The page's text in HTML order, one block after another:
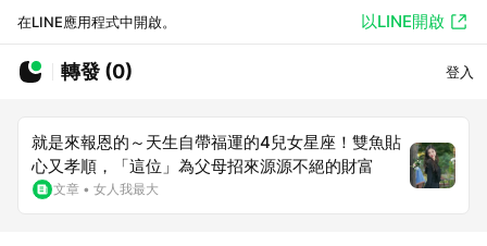
在LINE應用程式中開啟。 以LINE開啟
轉發 (0) 登入
就是來報恩的～天生自帶福運的4兒女星座！雙魚貼
心又孝順，「這位」為父母招來源源不絕的財富
文章 • 女人我最大